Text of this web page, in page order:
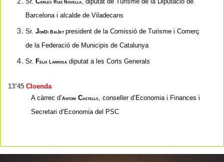
arles uiz ovella
Barcelona i alcalde de Viladecans
Sr. JorDi baiJet president de la Comissió de Turisme i Comerç
de la Federació de Municipis de Catalunya
Sr. Fèlix l arrosa diputat a les Corts Generals
13’45 Cloenda
A càrrec d’antoni Castells
, conseller d’Economia i Finances i
Secretari d’Economia del PSC